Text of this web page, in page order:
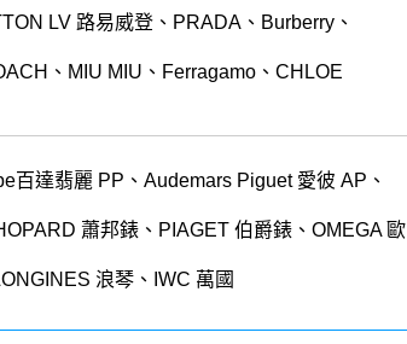
LV 路易威登、PRADA、Burberry、
、MIU MIU、Ferragamo、CHLOE
百達翡麗 PP 、 Audemars Piguet 愛彼 AP 、
蕭邦錶、 PIAGET 伯爵錶、 OMEGA 歐
浪琴、 IWC 萬國